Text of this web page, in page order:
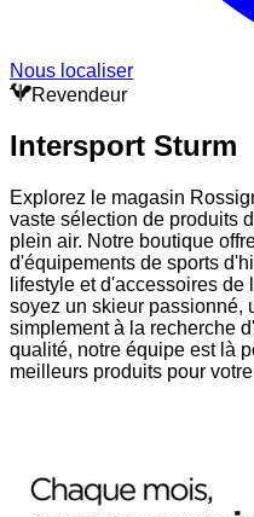
Nous localiser
Revendeur
Intersport Sturm
Explorez le magasin
vaste sélection de produits
plein air. Notre boutique
d'équipements de sports
lifestyle et d'accessoires
soyez un skieur passionné,
simplement à la recherche
qualité, notre équipe est là
meilleurs produits pour